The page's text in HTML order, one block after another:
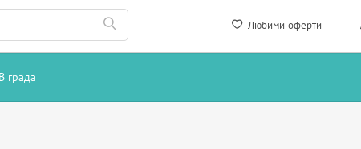
Любими оферти
В града